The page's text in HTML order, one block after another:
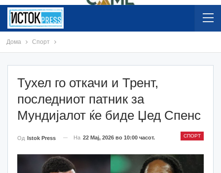
Дома Спорт
Тухел го откачи и Трент,
последниот патник за
Мундијалот ќе биде Џед Спенс
СПОРТ
Од Istok Press На 22 Мај, 2026 во 10:00 часот.